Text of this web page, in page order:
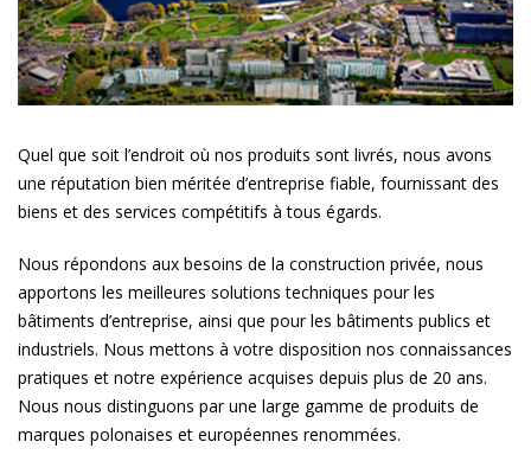
Quel que soit l’endroit où nos produits sont livrés, nous avons
une réputation bien méritée d’entreprise fiable, fournissant des
biens et des services compétitifs à tous égards.
Nous répondons aux besoins de la construction privée, nous
apportons les meilleures solutions techniques pour les
bâtiments d’entreprise, ainsi que pour les bâtiments publics et
industriels. Nous mettons à votre disposition nos connaissances
pratiques et notre expérience acquises depuis plus de 20 ans.
Nous nous distinguons par une large gamme de produits de
marques polonaises et européennes renommées.